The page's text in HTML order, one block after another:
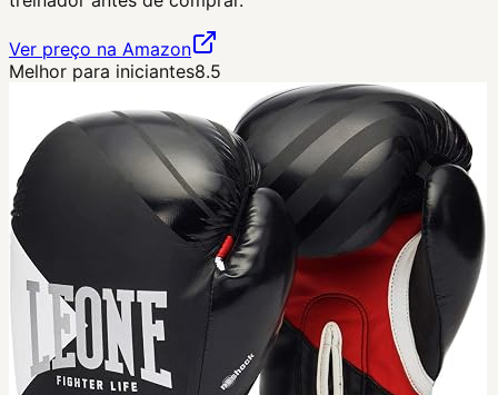
Ver preço na Amazon
Melhor para iniciantes8.5